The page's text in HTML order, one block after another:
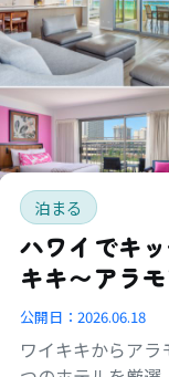
泊まる
ハワイでキ
キキ〜アラ
公開日： 2026.06.18
ワイキキからア